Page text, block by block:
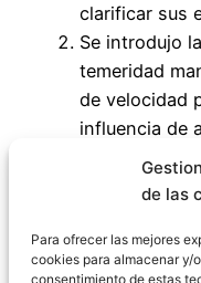
de las
Para ofrecer las mejores
cookies para almacenar y/
consentimiento de estas
clarificar sus
Se introdujo
temeridad
de velocidad
influencia de
Se
en lo relativo
Esta reforma